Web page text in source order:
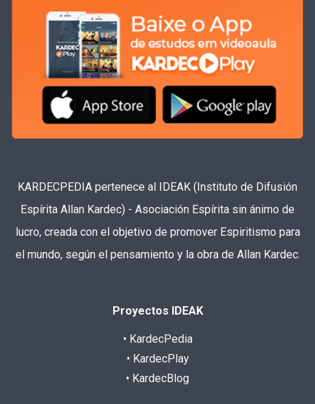
KARDECPEDIA pertenece al IDEAK (Instituto de Difusión
Espírita Allan Kardec) - Asociación Espírita sin ánimo de
lucro, creada con el objetivo de promover Espiritismo para
el mundo, según el pensamiento y la obra de Allan Kardec.
Proyectos IDEAK
• KardecPedia
• KardecPlay
• KardecBlog